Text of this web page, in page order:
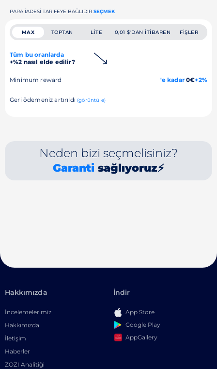
PARA IADESI TARIFEYE BAĞLIDIR SEÇMEK
MAX TOPTAN LITE 0,01 $'DAN ITIBAREN FIŞLER
Tüm bu oranlarda
+%2 nasıl elde edilir?
Minimum reward 'e kadar0€+2%
Geri ödemeniz artırıldı (görüntüle)
Neden bizi seçmelisiniz?
Garanti sağlıyoruz⚡
Hakkımızda
İncelemelerimiz
Hakkımızda
İletişim
Haberler
ZOZI Analitiği
İndir
App Store
Google Play
AppGallery